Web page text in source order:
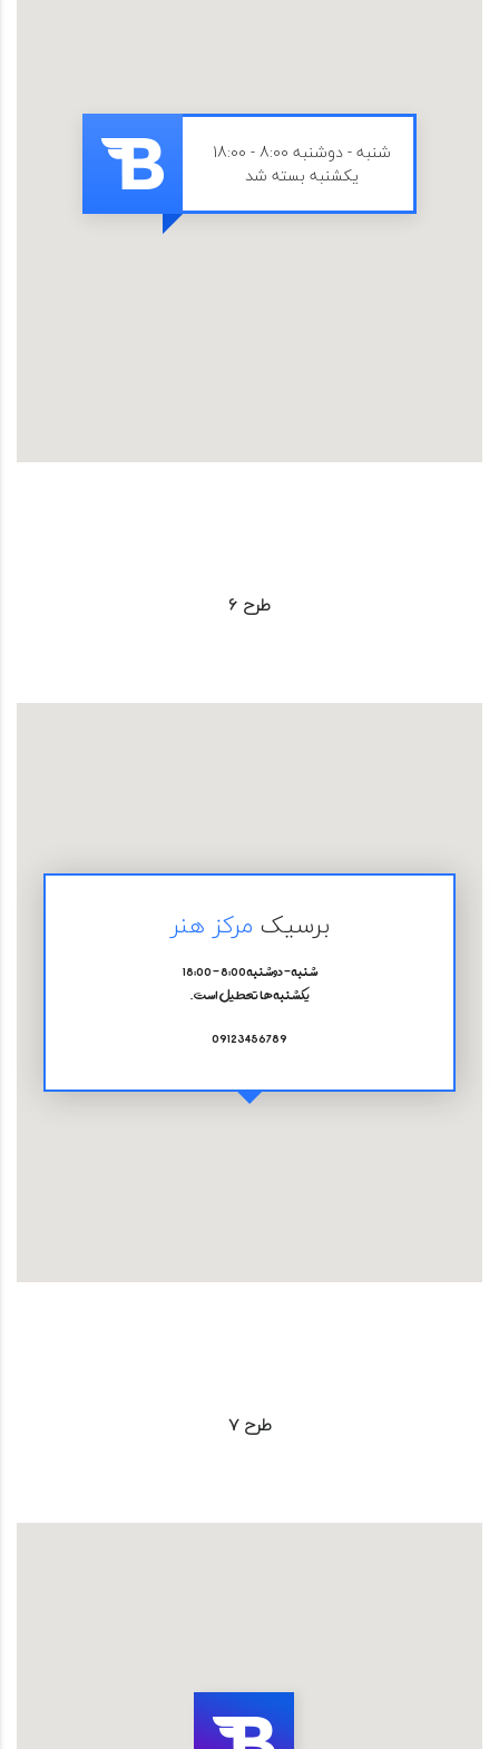
شنبه - دوشنبه 8:00 - 18:00
یکشنبه بسته شد
طرح 6
برسیک مرکز هنر
شنبه - دوشنبه 8:00 - 18:00
یکشنبه ها تعطیل است.
09123456789
طرح 7